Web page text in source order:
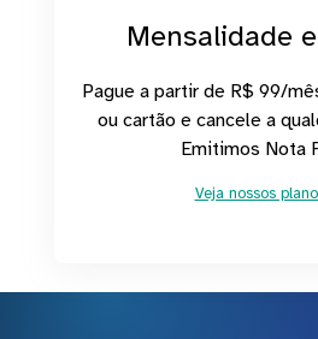
Mensalidade
Pague a partir de R$ 99/
ou cartão e cancele a
Emitimos Nota
Veja nossos